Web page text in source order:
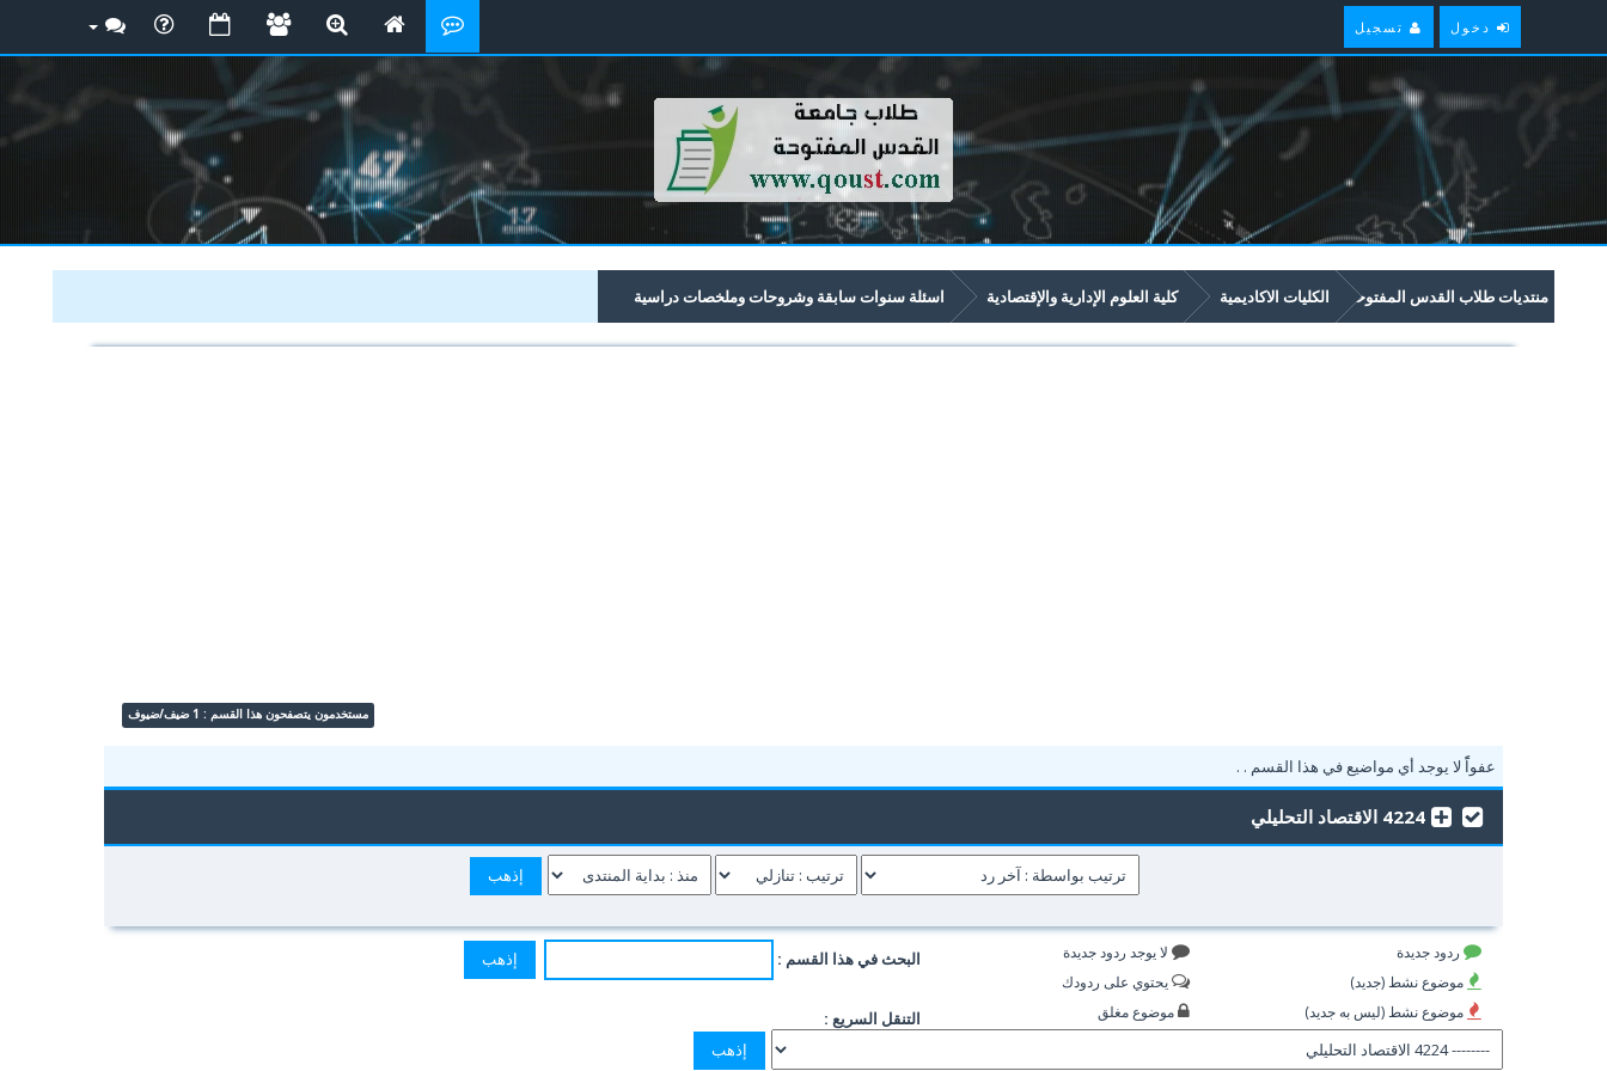
دخول تسجيل
منتديات طلاب القدس المفتوحة الكليات الاكاديمية كلية العلوم الإدارية والإقتصادية اسئلة سنوات سابقة وشروحات وملخصات دراسية
امتحانات سابقة وملخصات لمواد مستوى سنة ثانية في برنامج العلوم الادارية والاقتصادية تبدأ برقم 42xx 4224 الاقتصاد التحليلي
مستخدمون يتصفحون هذا القسم : 1 ضيف/ضيوف
عفواًً لا يوجد أي مواضيع في هذا القسم . .
4224 الاقتصاد التحليلي
ردود جديدة
موضوع نشط (جديد)
موضوع نشط (ليس به جديد)
لا يوجد ردود جديدة
يحتوي على ردودك
موضوع مغلق
البحث في هذا القسم :
التنقل السريع :